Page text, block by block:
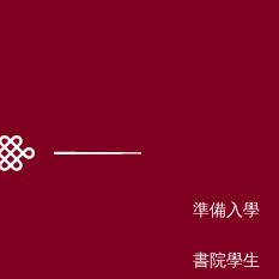
準備入學
書院學生